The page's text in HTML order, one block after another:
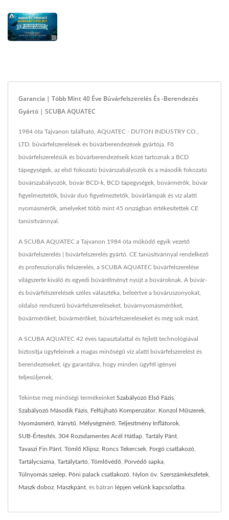
Garancia | Több Mint 40 Éve Búvárfelszerelés És -berendezés
Gyártó | SCUBA AQUATEC
1984 óta Tajvanon található, AQUATEC - DUTON INDUSTRY CO.,
LTD. búvárfelszerelések és búvárberendezések gyártója. Fő
búvárfelszerelésük és búvárberendezéseik közé tartoznak a BCD
tápegységek, az első fokozatú búvárszabályozók és a második fokozatú
búvárszabályozók, búvár BCD-k, BCD tápegységek, búvármérők, búvár
figyelmeztetők, búvár duó figyelmeztetők, búvárlámpák és víz alatti
nyomásmérők, amelyeket több mint 45 országban értékesítettek CE
tanúsítvánnyal.
A SCUBA AQUATEC a Tajvanon 1984 óta működő egyik vezető
búvárfelszerelés | búvárfelszerelés gyártó. CE tanúsítvánnyal rendelkező
és professzionális felszerelés, a SCUBA AQUATEC búvárfelszerelése
világszerte kiváló és egyedi búvárélményt nyújt a búvároknak. A búvár-
és búvárfelszerelések széles választéka, beleértve a búváruszonyokat,
oldalsó rendszerű búvárfelszereléseket, búvárnyomásmérőket,
búvármérőket, búvármérőket, búvárfelszereléseket és még sok mást.
A SCUBA AQUATEC 42 éves tapasztalattal és fejlett technológiával
biztosítja ügyfeleinek a magas minőségű víz alatti búvárfelszerelést és
berendezéseket, így garantálva, hogy minden ügyfél igényei
teljesüljenek.
Tekintse meg minőségi termékeinket Szabályozó Első Fázis
Szabályozó Második Fázis Felfújható Kompenzátor, Konzol Műszerek
Nyomásmérő Iránytű Mélységmérő Teljesítmény Inflátorok
SUB-Értesítés 304 Rozsdamentes Acél Hátlap Tartály Pánt
Tavaszi Fin Pánt Tömlő Klipsz Roncs Tekercsek Forgó csatlakozó
Tartálycsizma Tartálytartó Tömlővédő Porvédő sapka
Túlnyomás szelep Póni palack csatlakozó Nylon öv Szerszámkészletek
Maszk doboz Maszkpánt , és bátran lépjen velünk kapcsolatba